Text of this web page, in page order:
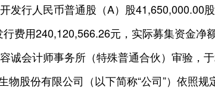
发行人民币普通股（A）股41,650,000.00
费用240,120,566.26元，实际募集资金净
诚会计师事务所（特殊普通合伙）审验，
物股份有限公司（以下简称“公司”）依照